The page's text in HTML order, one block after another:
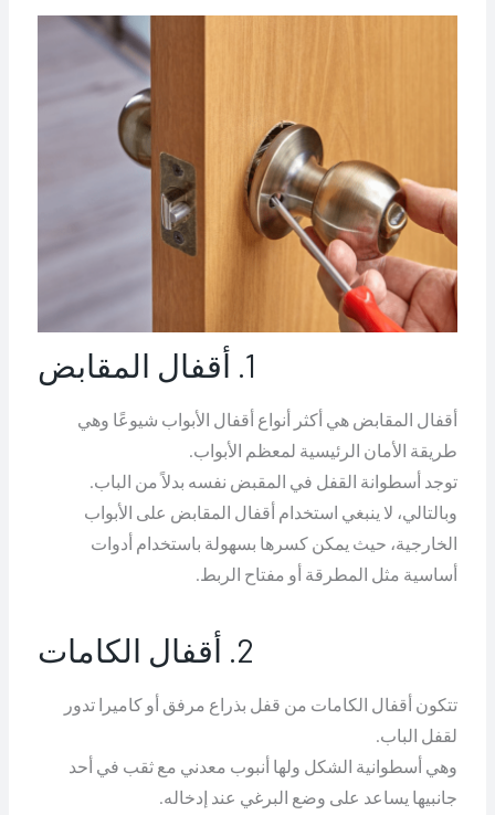
1. أقفال المقابض
أقفال المقابض هي أكثر أنواع أقفال الأبواب شيوعًا وهي
طريقة الأمان الرئيسية لمعظم الأبواب.
توجد أسطوانة القفل في المقبض نفسه بدلاً من الباب.
وبالتالي، لا ينبغي استخدام أقفال المقابض على الأبواب
الخارجية، حيث يمكن كسرها بسهولة باستخدام أدوات
أساسية مثل المطرقة أو مفتاح الربط.
2. أقفال الكامات
تتكون أقفال الكامات من قفل بذراع مرفق أو كاميرا تدور
لقفل الباب.
وهي أسطوانية الشكل ولها أنبوب معدني مع ثقب في أحد
جانبيها يساعد على وضع البرغي عند إدخاله.